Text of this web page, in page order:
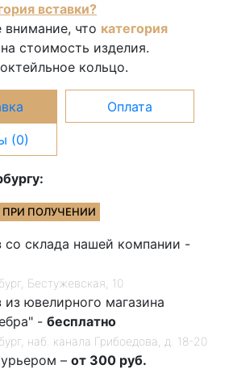
вставки?
что категория
стоимость изделия.
кольцо.
Оплата
(0)
ПРИ ПОЛУЧЕНИИ
склада нашей компании -
Бестужевская, 10
ювелирного магазина
- бесплатно
наб. канала Грибоедова, д. 18-20
– от 300 руб.